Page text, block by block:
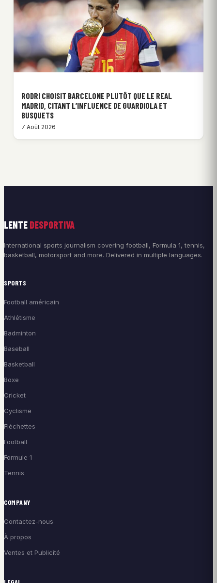
RODRI CHOISIT BARCELONE PLUTÔT QUE LE REAL
MADRID, CITANT L’INFLUENCE DE GUARDIOLA ET
BUSQUETS
7 Août 2026
LENTE DESPORTIVA
International sports journalism covering football, Formula 1, tennis,
basketball, motorsport and more. Delivered in multiple languages.
SPORTS
Football américain
Athlétisme
Badminton
Baseball
Basketball
Boxe
Cricket
Cyclisme
Fléchettes
Football
Formule 1
Tennis
COMPANY
Contactez-nous
À propos
Ventes et Publicité